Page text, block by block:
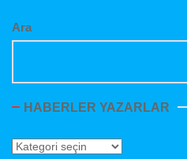
Ara
HABERLER YAZARLAR
Haberler